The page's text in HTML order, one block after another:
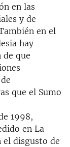
en las
y de
en el
hay
de que
que el Sumo
1998,
en La
el disgusto de